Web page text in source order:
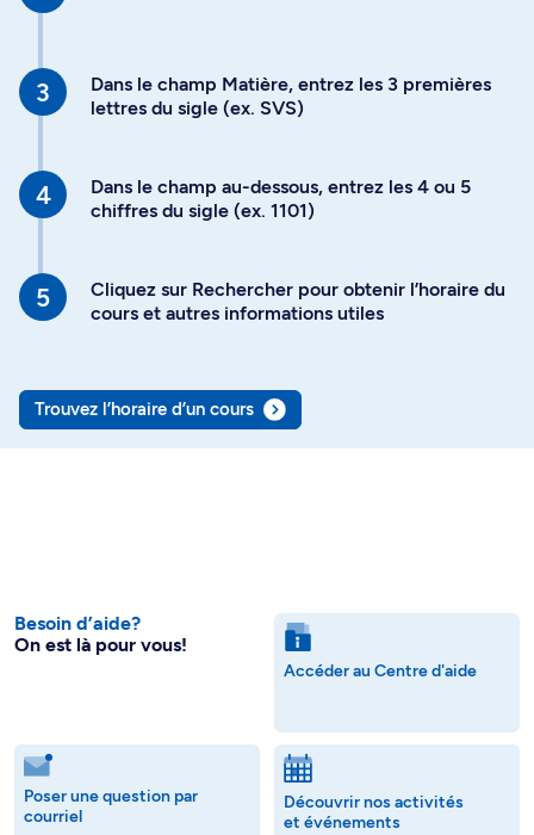
Dans le champ Matière, entrez les 3 premières
lettres du sigle (ex. SVS)
Dans le champ au-dessous, entrez les 4 ou 5
chiffres du sigle (ex. 1101)
Cliquez sur Rechercher pour obtenir l’horaire du
cours et autres informations utiles
Trouvez l’horaire d’un cours
Besoin d’aide?
On est là pour vous!
Accéder au Centre d'aide
Poser une question par
courriel
Découvrir nos activités
et événements